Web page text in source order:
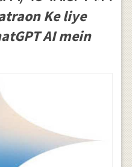
Ke liye
AI mein